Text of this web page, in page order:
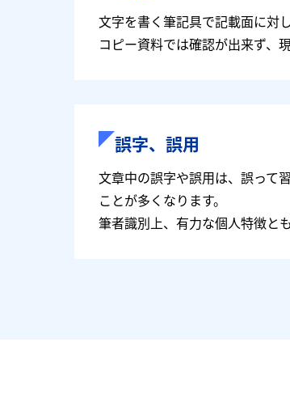
文字を書く筆記具で記載面に対
コピー資料では確認が出来ず、
誤字、誤用
文章中の誤字や誤用は、誤って
ことが多くなります。
筆者識別上、有力な個人特徴と